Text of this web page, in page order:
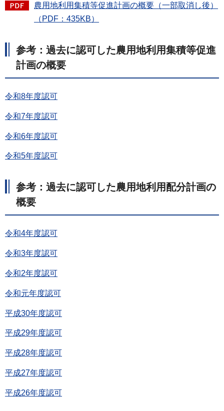
農用地利用集積等促進計画の概要（一部取消し後）
（PDF：435KB）
参考：過去に認可した農用地利用集積等促進
計画の概要
令和8年度認可
令和7年度認可
令和6年度認可
令和5年度認可
参考：過去に認可した農用地利用配分計画の
概要
令和4年度認可
令和3年度認可
令和2年度認可
令和元年度認可
平成30年度認可
平成29年度認可
平成28年度認可
平成27年度認可
平成26年度認可